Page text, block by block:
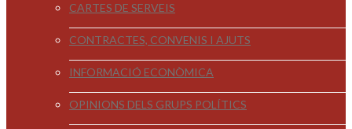
CARTES DE SERVEIS
CONTRACTES, CONVENIS I AJUTS
INFORMACIÓ ECONÒMICA
OPINIONS DELS GRUPS POLÍTICS